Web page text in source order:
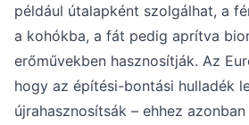
például útalapként szolgálhat, a
a kohókba, a fát pedig aprítva
erőművekben hasznosítják. Az
hogy az építési-bontási hulladék
újrahasznosítsák – ehhez